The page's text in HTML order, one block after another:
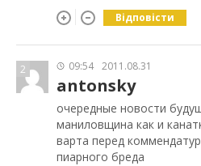
Відповісти
2 09:54 2011.08.31
antonsky
очередные новости
маниловщина как и
варта перед
пиарного бреда